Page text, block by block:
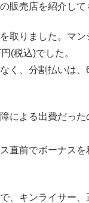
販売店を紹介して
取りました。マ
(税込)でした。
く、分割払いは、
による出費だっ
直前でボーナス
、キンライサー